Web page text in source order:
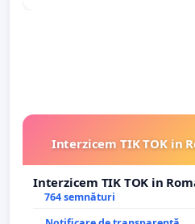
Interzicem TIK TOK in
Interzicem TIK TOK in
764 semnături